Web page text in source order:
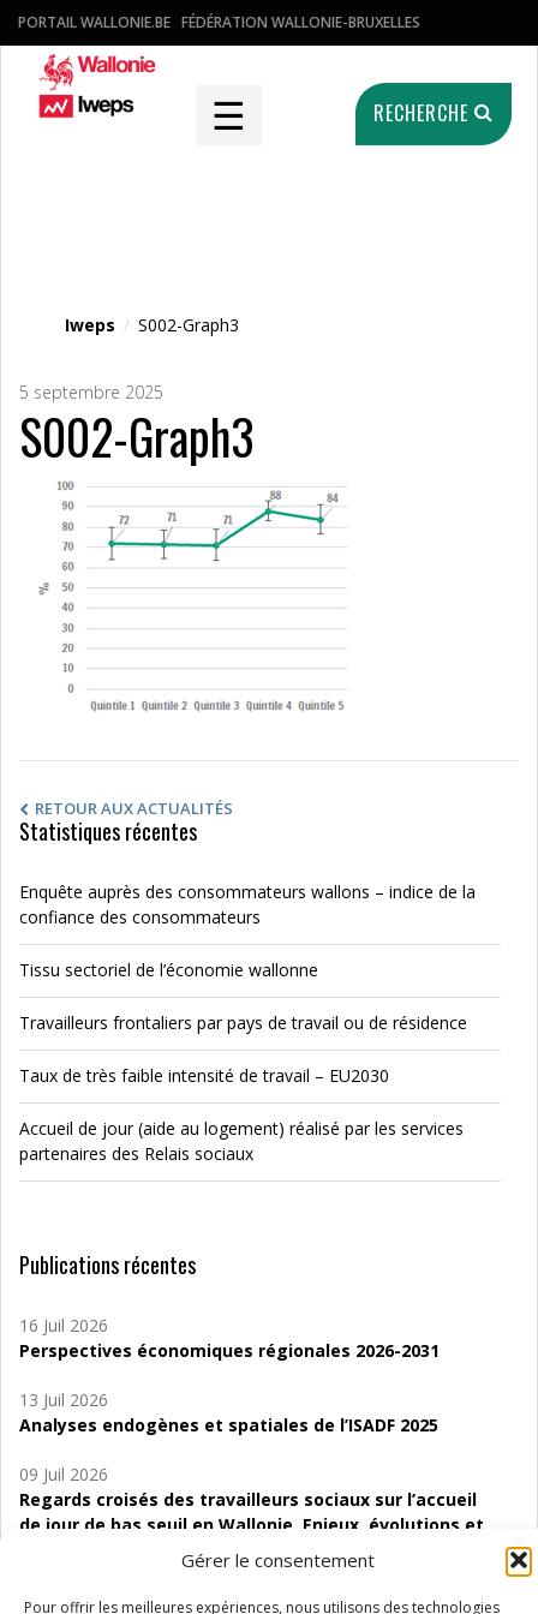
Gérer le consentement
Pour offrir les meilleures expériences, nous utilisons des technologies
PORTAIL WALLONIE.BE FÉDÉRATION WALLONIE-BRUXELLES
☰ RECHERCHE
Iweps / S002-Graph3
5 septembre 2025
S002-Graph3
RETOUR AUX ACTUALITÉS
Statistiques récentes
Enquête auprès des consommateurs wallons – indice de la
confiance des consommateurs
Tissu sectoriel de l’économie wallonne
Travailleurs frontaliers par pays de travail ou de résidence
Taux de très faible intensité de travail – EU2030
Accueil de jour (aide au logement) réalisé par les services
partenaires des Relais sociaux
Publications récentes
16 Juil 2026
Perspectives économiques régionales 2026-2031
13 Juil 2026
Analyses endogènes et spatiales de l’ISADF 2025
09 Juil 2026
Regards croisés des travailleurs sociaux sur l’accueil
de jour de bas seuil en Wallonie. Enjeux, évolutions et
06 Juil 2026